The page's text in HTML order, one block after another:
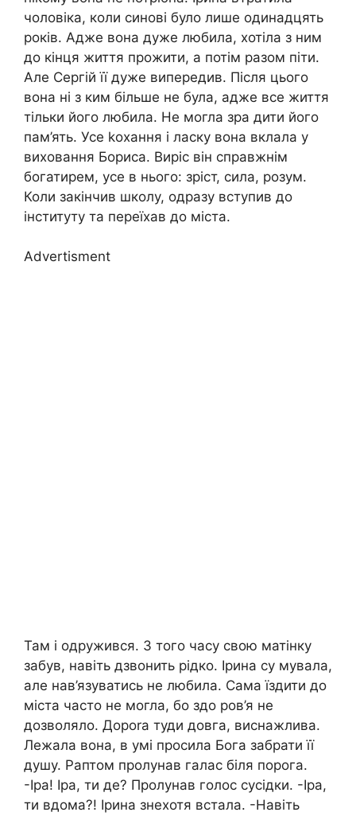
чоловіка, коли синові було лише одинадцять
років. Адже вона дуже любила, хотіла з ним
до кінця життя прожити, а потім разом піти.
Але Сергій її дуже випередив. Після цього
вона ні з ким більше не була, адже все життя
тільки його любила. Не могла зра дити його
пам’ять. Усе kохання і ласку вона вклала у
виховання Бориса. Виріс він справжнім
богатирем, усе в нього: зріст, сила, розум.
Коли закінчив школу, одразу вступив до
інституту та переїхав до міста.
Advertisment
Там і одружився. З того часу свою матінку
забув, навіть дзвонить рідко. Ірина су мувала,
але нав’язуватись не любила. Сама їздити до
міста часто не могла, бо здо ров’я не
дозволяло. Дороrа туди довга, виснажлива.
Лежала вона, в умі просила Бога забрати її
душу. Раптом пролунав галас біля порога.
-Іра! Іра, ти де? Пролунав голос сусідки. -Іра,
ти вдома?! Ірина знехотя встала. -Навіть